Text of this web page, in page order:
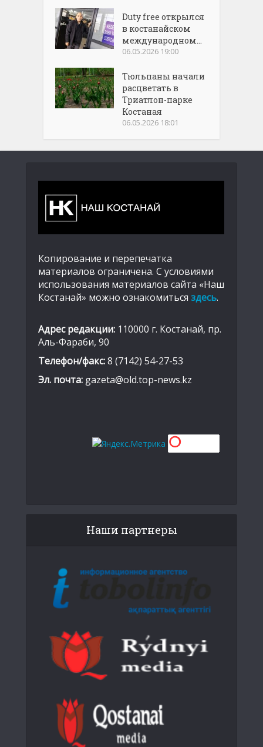
Duty free открылся
в костанайском
международном...
06.05.2026 19:00
Тюльпаны начали
расцветать в
Триатлон-парке
Костаная
06.05.2026 18:01
Копирование и перепечатка
материалов ограничена. С условиями
использования материалов сайта «Наш
Костанай» можно ознакомиться здесь.
Адрес редакции: 110000 г. Костанай, пр.
Аль-Фараби, 90
Телефон/факс:8 (7142) 54-27-53
Эл. почта: gazeta@old.top-news.kz
Наши партнеры